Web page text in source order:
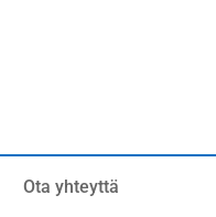
Ota yhteyttä